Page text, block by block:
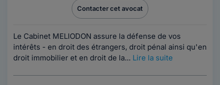
Contacter cet avocat
Le Cabinet MELIODON assure la défense de vos
intérêts - en droit des étrangers, droit pénal ainsi qu'en
droit immobilier et en droit de la... Lire la suite